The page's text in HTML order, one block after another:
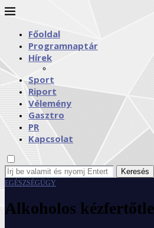
Főoldal
Programnaptár
Hírek
Sport
Riport
Vélemény
Gasztro
PR
Kapcsolat
Keresés
EGÉSZSÉGÜGY
Alkoholos